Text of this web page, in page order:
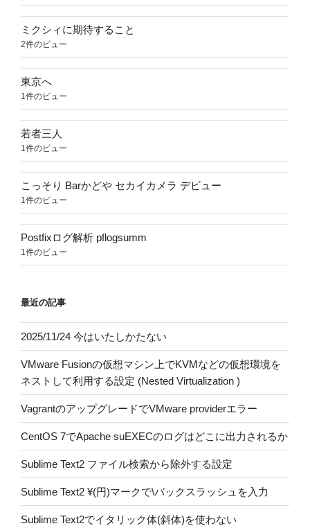
ミクシィに期待すること
2件のビュー
東京へ
1件のビュー
若者三人
1件のビュー
こっそり Barかどや セカイカメラ デビュー
1件のビュー
Postfixログ解析 pflogsumm
1件のビュー
最近の記事
2025/11/24 今はいたしかたない
VMware Fusionの仮想マシン上でKVMなどの仮想環境を
ネストして利用する設定 (Nested Virtualization )
VagrantのアップグレードでVMware providerエラー
CentOS 7でApache suEXECのログはどこに出力されるか
Sublime Text2 ファイル検索から除外する設定
Sublime Text2 ¥(円)マークで\バックスラッシュを入力
Sublime Text2でイタリック体(斜体)を使わない